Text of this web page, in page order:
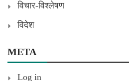
विचार-विश्लेषण
विदेश
META
Log in